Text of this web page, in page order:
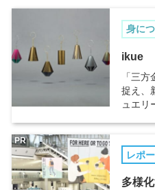
COLUMN
身に
ikue
「三
捉え、
ュエリ
レポ
多様
PR